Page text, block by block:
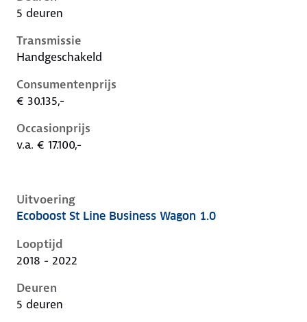
5 deuren
Transmissie
Handgeschakeld
Consumentenprijs
€ 30.135,-
Occasionprijs
v.a. € 17.100,-
Uitvoering
Ford Focus iv, wagon 1.0, 92 kW, Benzine, 5 deuren
Ecoboost St Line Business Wagon 1.0
Looptijd
2018 - 2022
Deuren
5 deuren